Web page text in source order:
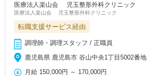
医療法人楽山会 児玉整形外科クリニック
医療法人楽山会 児玉整形外科クリニック
転職支援サービス経由
調理師・調理スタッフ / 正職員
鹿児島県 鹿児島市 谷山中央1丁目5002番地
月給 150,000円 ～ 170,000円